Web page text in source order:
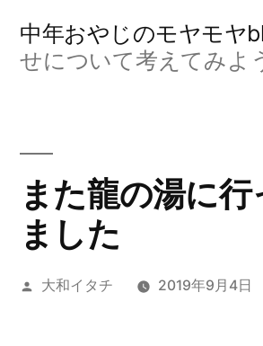
中年おやじのモヤモヤ
せについて考えてみよ
また龍の湯に行
ました
投
大和イタチ 2019年9月4日